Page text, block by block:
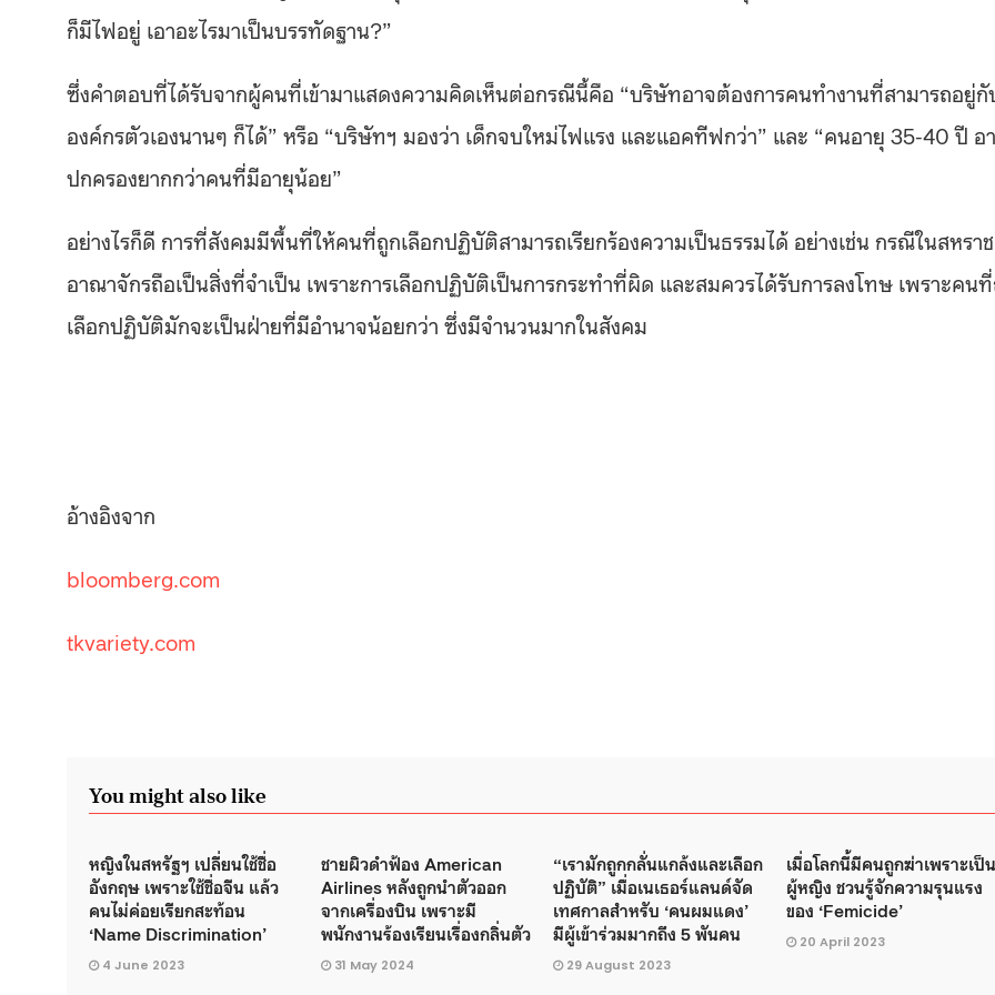
ก็มีไฟอยู่ เอาอะไรมาเป็นบรรทัดฐาน?”
ซึ่งคำตอบที่ได้รับจากผู้คนที่เข้ามาแสดงความคิดเห็นต่อกรณีนี้คือ “บริษัทอาจต้องการคนทำงานที่สามารถอยู่กั
องค์กรตัวเองนานๆ ก็ได้” หรือ “บริษัทฯ มองว่า เด็กจบใหม่ไฟแรง และแอคทีฟกว่า” และ “คนอายุ 35-40 ปี อ
ปกครองยากกว่าคนที่มีอายุน้อย”
อย่างไรก็ดี การที่สังคมมีพื้นที่ให้คนที่ถูกเลือกปฏิบัติสามารถเรียกร้องความเป็นธรรมได้ อย่างเช่น กรณีในสหราช
อาณาจักรถือเป็นสิ่งที่จำเป็น เพราะการเลือกปฏิบัติเป็นการกระทำที่ผิด และสมควรได้รับการลงโทษ เพราะคน
เลือกปฏิบัติมักจะเป็นฝ่ายที่มีอำนาจน้อยกว่า ซึ่งมีจำนวนมากในสังคม
อ้างอิงจาก
bloomberg.com
tkvariety.com
You might also like
หญิงในสหรัฐฯ เปลี่ยนใช้ชื่อ
อังกฤษ เพราะใช้ชื่อจีน แล้ว
คนไม่ค่อยเรียกสะท้อน
‘Name Discrimination’
4 June 2023
ชายผิวดำฟ้อง American
Airlines หลังถูกนำตัวออก
จากเครื่องบิน เพราะมี
พนักงานร้องเรียนเรื่องกลิ่นตัว
31 May 2024
“เรามักถูกกลั่นแกล้งและเลือก
ปฏิบัติ” เมื่อเนเธอร์แลนด์จัด
เทศกาลสำหรับ ‘คนผมแดง’
มีผู้เข้าร่วมมากถึง 5 พันคน
29 August 2023
เมื่อโลกนี้มีคนถูกฆ่าเพราะเป็น
ผู้หญิง ชวนรู้จักความรุนแรง
ของ ‘Femicide’
20 April 2023